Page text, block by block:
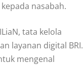
nasabah.
tata kelola
layanan digital BRI.
mengenal